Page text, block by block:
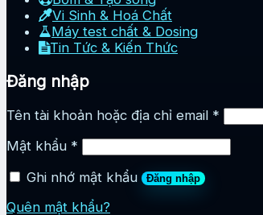
Vi Sinh & Hoá Chất
Máy test chất & Dosing
Tin Tức & Kiến Thức
Đăng nhập
Tên tài khoản hoặc địa chỉ email *
Mật khẩu *
Ghi nhớ mật khẩu
Đăng nhập
Quên mật khẩu?